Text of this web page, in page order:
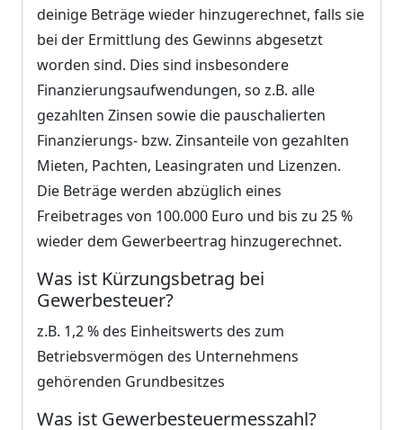
deinige Beträge wieder hinzugerechnet, falls sie
bei der Ermittlung des Gewinns abgesetzt
worden sind. Dies sind insbesondere
Finanzierungsaufwendungen, so z.B. alle
gezahlten Zinsen sowie die pauschalierten
Finanzierungs- bzw. Zinsanteile von gezahlten
Mieten, Pachten, Leasingraten und Lizenzen.
Die Beträge werden abzüglich eines
Freibetrages von 100.000 Euro und bis zu 25 %
wieder dem Gewerbeertrag hinzugerechnet.
Was ist Kürzungsbetrag bei
Gewerbesteuer?
z.B. 1,2 % des Einheitswerts des zum
Betriebsvermögen des Unternehmens
gehörenden Grundbesitzes
Was ist Gewerbesteuermesszahl?